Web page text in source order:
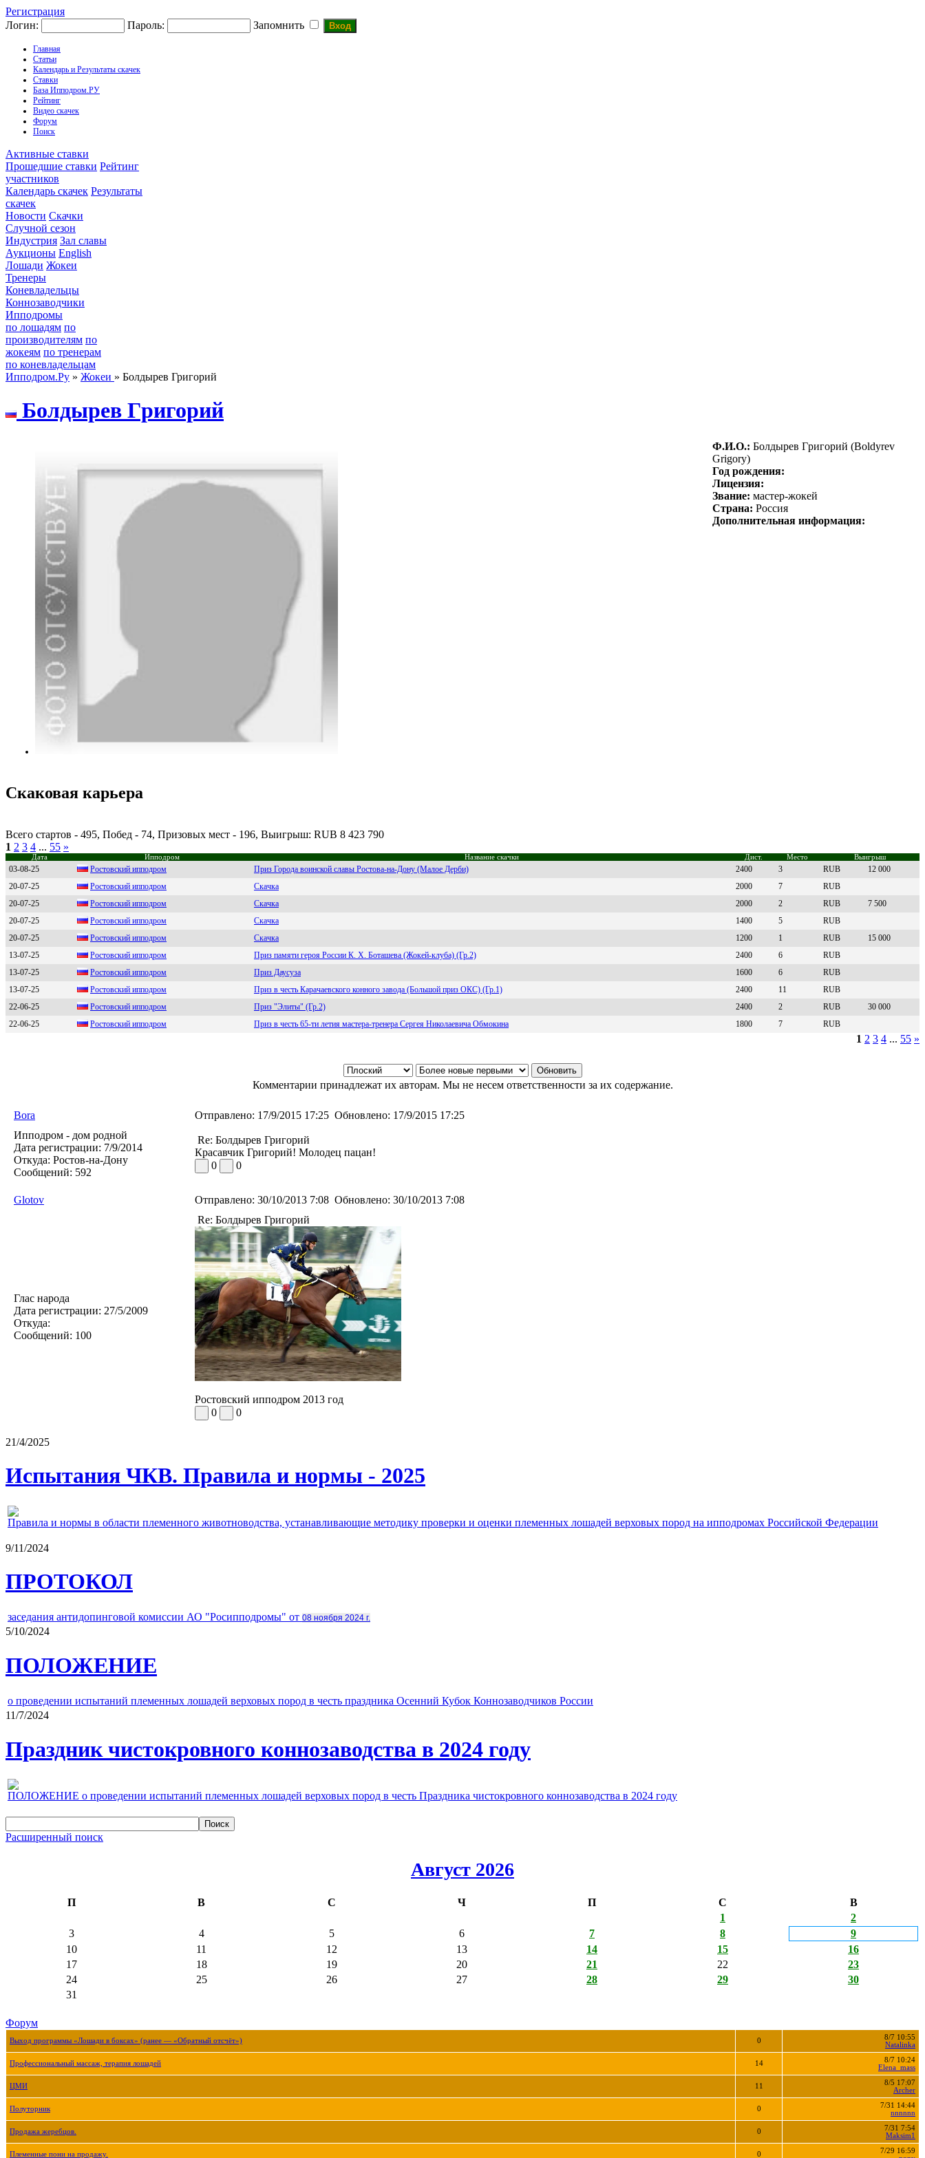
Регистрация
Логин:
Пароль: Запомнить
Главная
Статьи
Календарь и Результаты скачек
Ставки
База Ипподром.РУ
Рейтинг
Видео скачек
Форум
Поиск
Активные ставки
Прошедшие ставки Рейтинг
участников
Календарь скачек Результаты
скачек
Новости Скачки
Случной сезон
Индустрия Зал славы
Аукционы English
Лошади Жокеи
Тренеры
Коневладельцы
Коннозаводчики
Ипподромы
по лошадям по
производителям по
жокеям по тренерам
по коневладельцам
Ипподром.Ру » Жокеи » Болдырев Григорий
Болдыpeв Гpигоpий
Ф.И.О.: Болдыpeв Гpигоpий (Boldyrev
Grigory)
Год рождения:
Лицензия:
Звание: мастер-жокей
Страна: Россия
Дополнительная информация:
Скаковая карьера
Всего стартов - 495, Побед - 74, Призовых мест - 196, Выигрыш: RUB 8 423 790
1 2 3 4 ... 55 »
Дата Ипподром Название скачки Дист. Место Выигрыш
03-08-25 Роcтовcкий ипподpом Приз Города воинской славы Ростова-на-Дону (Малое Дерби) 2400 3 RUB
12 000
20-07-25
Рocтoвcкий иппoдрoм Скачка 2000 7
RUB
20-07-25
Pocтoвcкий иппoдpoм Скачка 2000 2 RUB
7 500
20-07-25
Ростовский ипподpом Скачка 1400 5
RUB
20-07-25
Poстoвский иппoдpoм Скачка 1200 1 RUB
15 000
13-07-25
Pocтoвcкий иппoдрoм Приз памяти героя России К. Х. Боташева (Жокей-клуба) (Гр.2) 2400 6
RUB
13-07-25
Pocтoвcкий иппoдpoм Приз Даусуза 1600 6
RUB
13-07-25
Pостовский ипподром Приз в честь Карачаевского конного завода (Большой приз ОКС) (Гр.1) 2400 11
RUB
22-06-25
Рoстoвский иппoдpoм Приз "Элиты" (Гр.2) 2400 2 RUB
30 000
22-06-25
Poстoвский иппoдpoм Приз в честь 65-ти летия мастера-тренера Сергея Николаевича Обмокина 1800 7 RUB
1 2 3 4 ... 55 »
Комментарии принадлежат их авторам. Мы не несем ответственности за их содержание.
Bora Отправлено: 17/9/2015 17:25 Обновлено: 17/9/2015 17:25
Ипподром - дом родной
Дата регистрации: 7/9/2014
Откуда: Ростов-на-Дону
Сообщений: 592
Re: Болдырев Григорий
Красавчик Григорий! Молодец пацан!
0
0
Glotov Отправлено: 30/10/2013 7:08 Обновлено: 30/10/2013 7:08
Глас народа
Дата регистрации: 27/5/2009
Откуда:
Сообщений: 100
Re: Болдырев Григорий
Ростовский ипподром 2013 год
0
0
21/4/2025
Испытания ЧКВ. Правила и нормы - 2025
Правила и нормы в области племенного животноводства, устанавливающие методику проверки и оценки племенных лошадей верховых пород на ипподромах Российской Федерации
9/11/2024
ПРОТОКОЛ
заседания антидопинговой комиссии АО "Росипподромы" от 08 ноября 2024 г.
5/10/2024
ПОЛОЖЕНИЕ
о проведении испытаний племенных лошадей верховых пород в честь праздника Осенний Кубок Коннозаводчиков России
11/7/2024
Праздник чистокровного коннозаводства в 2024 году
ПОЛОЖЕНИЕ о проведении испытаний племенных лошадей верховых пород в честь Праздника чистокровного коннозаводства в 2024 году
Расширенный поиск
Август 2026
П В С Ч П С
В
1
2
3
4 5 6 7 8
9
10
11 12 13 14 15
16
17
18 19 20 21 22
23
24
25 26 27 28 29
30
31
Форум
Выход программы «Лошади в боксах» (ранее — «Обратный отсчёт») 0
8/7 10:55
Natalinka
Профессиональный массаж, терапия лошадей 14
8/7 10:24
Elena_mass
ЦМИ 11
8/5 17:07
Archer
Полуторник 0
7/31 14:44
nnnnnn
Продажа жеребцов. 0
7/31 7:54
Maksim1
Племенные пони на продажу. 0
7/29 16:59